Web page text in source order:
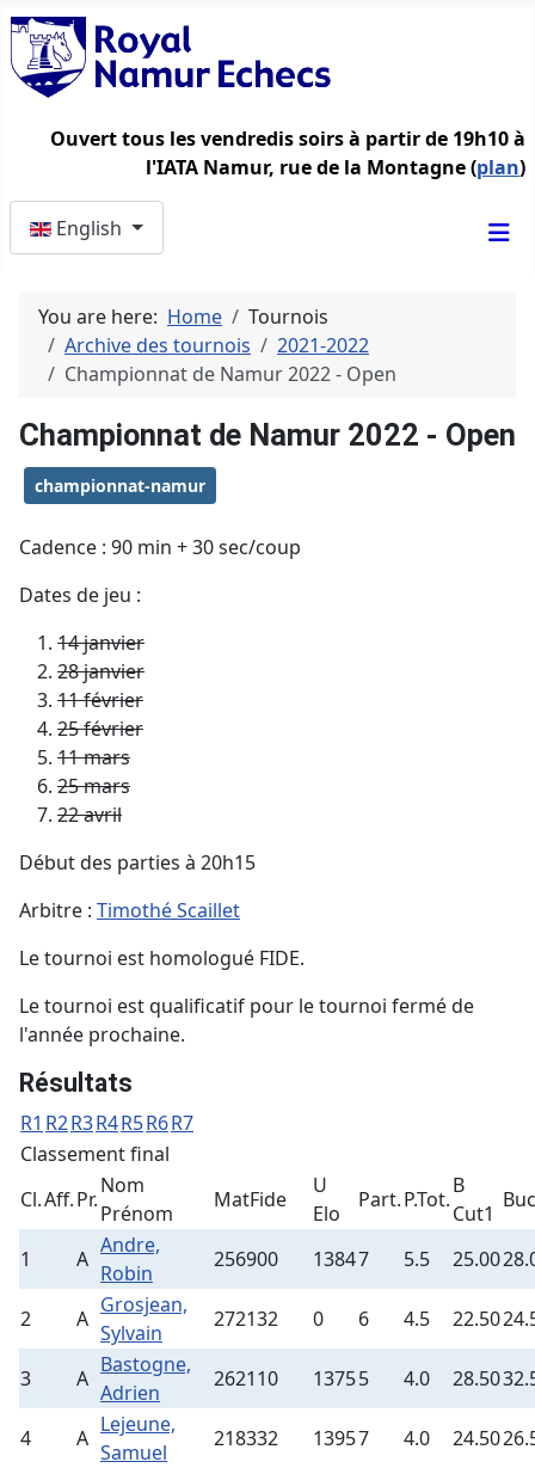
Ouvert tous les vendredis soirs à partir de 19h10 à
l'IATA Namur, rue de la Montagne (plan)
English
You are here: Home
Tournois
Archive des tournois
2021-2022
Championnat de Namur 2022 - Open
Championnat de Namur 2022 - Open
championnat-namur
Cadence : 90 min + 30 sec/coup
Dates de jeu :
14 janvier
28 janvier
11 février
25 février
11 mars
25 mars
22 avril
Début des parties à 20h15
Arbitre : Timothé Scaillet
Le tournoi est homologué FIDE.
Le tournoi est qualificatif pour le tournoi fermé de
l'année prochaine.
Résultats
R1 R2R3R4R5R6R7
Classement final
Cl.Aff.Pr.
Nom
Prénom
MatFide
U
Elo
Part.P.Tot.
B
Cut1
1 A
Andre,
Robin
256900 13847 5.5 25.00
2 A
Grosjean,
Sylvain
272132 0 6 4.5 22.50
3 A
Bastogne,
Adrien
262110 13755 4.0 28.50
4 A
Lejeune,
Samuel
218332 13957 4.0 24.50